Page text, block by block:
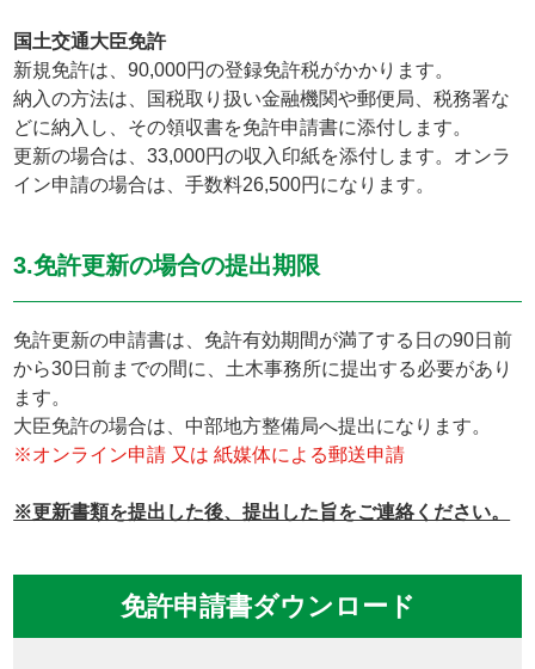
国土交通大臣免許
新規免許は、90,000円の登録免許税がかかります。
納入の方法は、国税取り扱い金融機関や郵便局、税務署な
どに納入し、その領収書を免許申請書に添付します。
更新の場合は、33,000円の収入印紙を添付します。オンラ
イン申請の場合は、手数料26,500円になります。
3.免許更新の場合の提出期限
免許更新の申請書は、免許有効期間が満了する日の90日前
から30日前までの間に、土木事務所に提出する必要があり
ます。
大臣免許の場合は、中部地方整備局へ提出になります。
※オンライン申請 又は 紙媒体による郵送申請
※更新書類を提出した後、提出した旨をご連絡ください。
免許申請書ダウンロード